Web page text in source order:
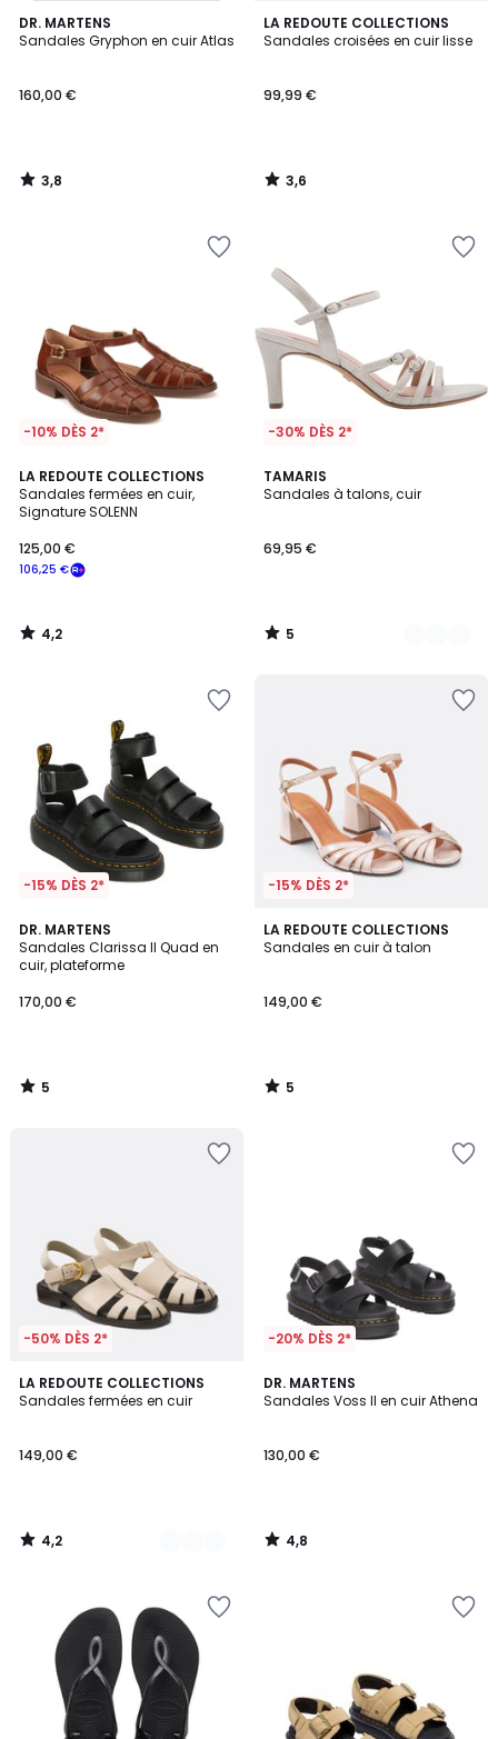
DR. MARTENS
Sandales Gryphon en cuir Atlas
160,00 €
3,8
/ 5
3,8
/
LA REDOUTE COLLECTIONS
Sandales croisées en cuir lisse
99,99 €
3,6
/ 5
3,6
/
-10% DÈS 2*
LA REDOUTE COLLECTIONS
Sandales fermées en cuir,
Signature SOLENN
106,25 €
125,00 €
4,2
/ 5
4,2
/
-30% DÈS 2*
TAMARIS
Sandales à talons, cuir
69,95 €
5
/
4
Couleurs
5
/
-15% DÈS 2*
DR. MARTENS
Sandales Clarissa II Quad en
cuir, plateforme
170,00 €
5
/
5
5
/
-15% DÈS 2*
LA REDOUTE COLLECTIONS
Sandales en cuir à talon
149,00 €
5
/
5
/
-50% DÈS 2*
LA REDOUTE COLLECTIONS
Sandales fermées en cuir
149,00 €
4,2
/ 5
2
Couleurs
4,2
/
-20% DÈS 2*
DR. MARTENS
Sandales Voss II en cuir Athena
130,00 €
4,8
/ 5
4,8
/